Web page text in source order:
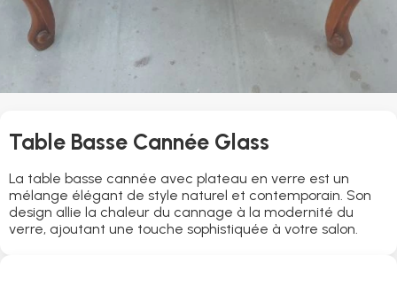
Table Basse Cannée Glass
La table basse cannée avec plateau en verre est un
mélange élégant de style naturel et contemporain. Son
design allie la chaleur du cannage à la modernité du
verre, ajoutant une touche sophistiquée à votre salon.